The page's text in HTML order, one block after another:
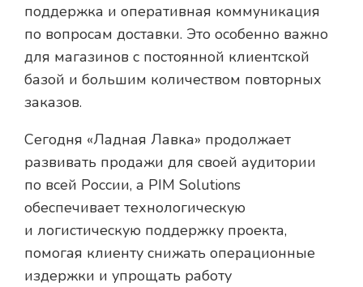
поддержка и оперативная коммуникация
по вопросам доставки. Это особенно важно
для магазинов с постоянной клиентской
базой и большим количеством повторных
заказов.
Сегодня «Ладная Лавка» продолжает
развивать продажи для своей аудитории
по всей России, а PIM Solutions
обеспечивает технологическую
и логистическую поддержку проекта,
помогая клиенту снижать операционные
издержки и упрощать работу